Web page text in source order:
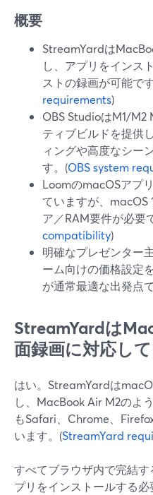
概要
StreamYardは
し、アプリをインス
ストの録画が可能で
requirements)
OBS StudioはM1/M2
ティブビルドを提供
ィングや高度なシー
す。(OBS system
LoomのmacOSアプ
ていますが、macOS
ア／RAM要件が必要
compatibility)
明確なプレゼンター
ーム向けの価格設定
が通常最適な出発点で
StreamYardは
面録画に対応し
はい。StreamYardは
し、MacBook Air M2のよ
もSafari、Chrome、
います。(StreamYard
すべてブラウザ内で完結
プリをインストールする